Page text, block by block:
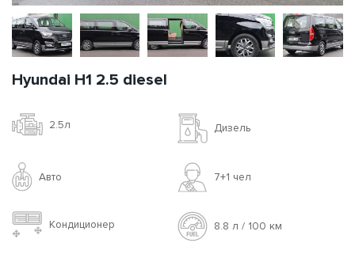
Hyundai H1 2.5 diesel
2.5л Дизель
Авто 7+1 чел
Кондиционер 8.8 л / 100 км